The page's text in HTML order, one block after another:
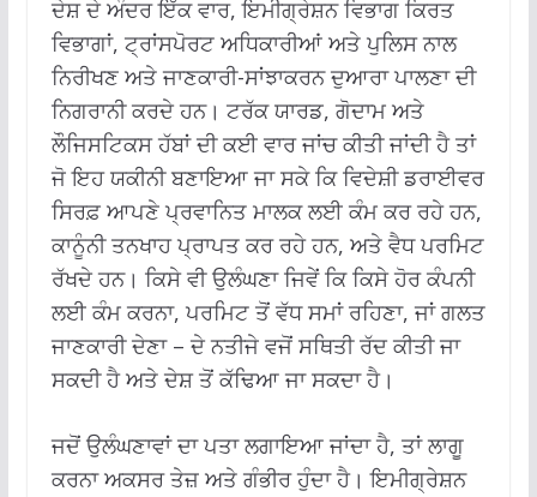
ਦੇਸ਼ ਦੇ ਅੰਦਰ ਇੱਕ ਵਾਰ, ਇਮੀਗ੍ਰੇਸ਼ਨ ਵਿਭਾਗ ਕਿਰਤ
ਵਿਭਾਗਾਂ, ਟ੍ਰਾਂਸਪੋਰਟ ਅਧਿਕਾਰੀਆਂ ਅਤੇ ਪੁਲਿਸ ਨਾਲ
ਨਿਰੀਖਣ ਅਤੇ ਜਾਣਕਾਰੀ-ਸਾਂਝਾਕਰਨ ਦੁਆਰਾ ਪਾਲਣਾ ਦੀ
ਨਿਗਰਾਨੀ ਕਰਦੇ ਹਨ। ਟਰੱਕ ਯਾਰਡ, ਗੋਦਾਮ ਅਤੇ
ਲੌਜਿਸਟਿਕਸ ਹੱਬਾਂ ਦੀ ਕਈ ਵਾਰ ਜਾਂਚ ਕੀਤੀ ਜਾਂਦੀ ਹੈ ਤਾਂ
ਜੋ ਇਹ ਯਕੀਨੀ ਬਣਾਇਆ ਜਾ ਸਕੇ ਕਿ ਵਿਦੇਸ਼ੀ ਡਰਾਈਵਰ
ਸਿਰਫ਼ ਆਪਣੇ ਪ੍ਰਵਾਨਿਤ ਮਾਲਕ ਲਈ ਕੰਮ ਕਰ ਰਹੇ ਹਨ,
ਕਾਨੂੰਨੀ ਤਨਖਾਹ ਪ੍ਰਾਪਤ ਕਰ ਰਹੇ ਹਨ, ਅਤੇ ਵੈਧ ਪਰਮਿਟ
ਰੱਖਦੇ ਹਨ। ਕਿਸੇ ਵੀ ਉਲੰਘਣਾ ਜਿਵੇਂ ਕਿ ਕਿਸੇ ਹੋਰ ਕੰਪਨੀ
ਲਈ ਕੰਮ ਕਰਨਾ, ਪਰਮਿਟ ਤੋਂ ਵੱਧ ਸਮਾਂ ਰਹਿਣਾ, ਜਾਂ ਗਲਤ
ਜਾਣਕਾਰੀ ਦੇਣਾ – ਦੇ ਨਤੀਜੇ ਵਜੋਂ ਸਥਿਤੀ ਰੱਦ ਕੀਤੀ ਜਾ
ਸਕਦੀ ਹੈ ਅਤੇ ਦੇਸ਼ ਤੋਂ ਕੱਢਿਆ ਜਾ ਸਕਦਾ ਹੈ।
ਜਦੋਂ ਉਲੰਘਣਾਵਾਂ ਦਾ ਪਤਾ ਲਗਾਇਆ ਜਾਂਦਾ ਹੈ, ਤਾਂ ਲਾਗੂ
ਕਰਨਾ ਅਕਸਰ ਤੇਜ਼ ਅਤੇ ਗੰਭੀਰ ਹੁੰਦਾ ਹੈ। ਇਮੀਗ੍ਰੇਸ਼ਨ